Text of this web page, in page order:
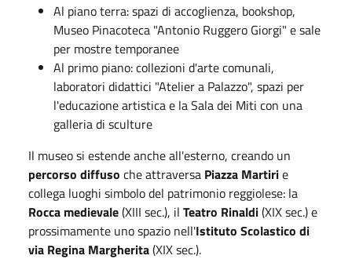
Al piano terra: spazi di accoglienza, bookshop,
Museo Pinacoteca "Antonio Ruggero Giorgi" e sale
per mostre temporanee
Al primo piano: collezioni d'arte comunali,
laboratori didattici "Atelier a Palazzo", spazi per
l'educazione artistica e la Sala dei Miti con una
galleria di sculture
Il museo si estende anche all'esterno, creando un
percorso diffuso che attraversa Piazza Martirie
collega luoghi simbolo del patrimonio reggiolese: la
Rocca medievale(XIII sec.), il Teatro Rinaldi(XIX sec.) e
prossimamente uno spazio nell'Istituto Scolastico di
via Regina Margherita(XIX sec.).